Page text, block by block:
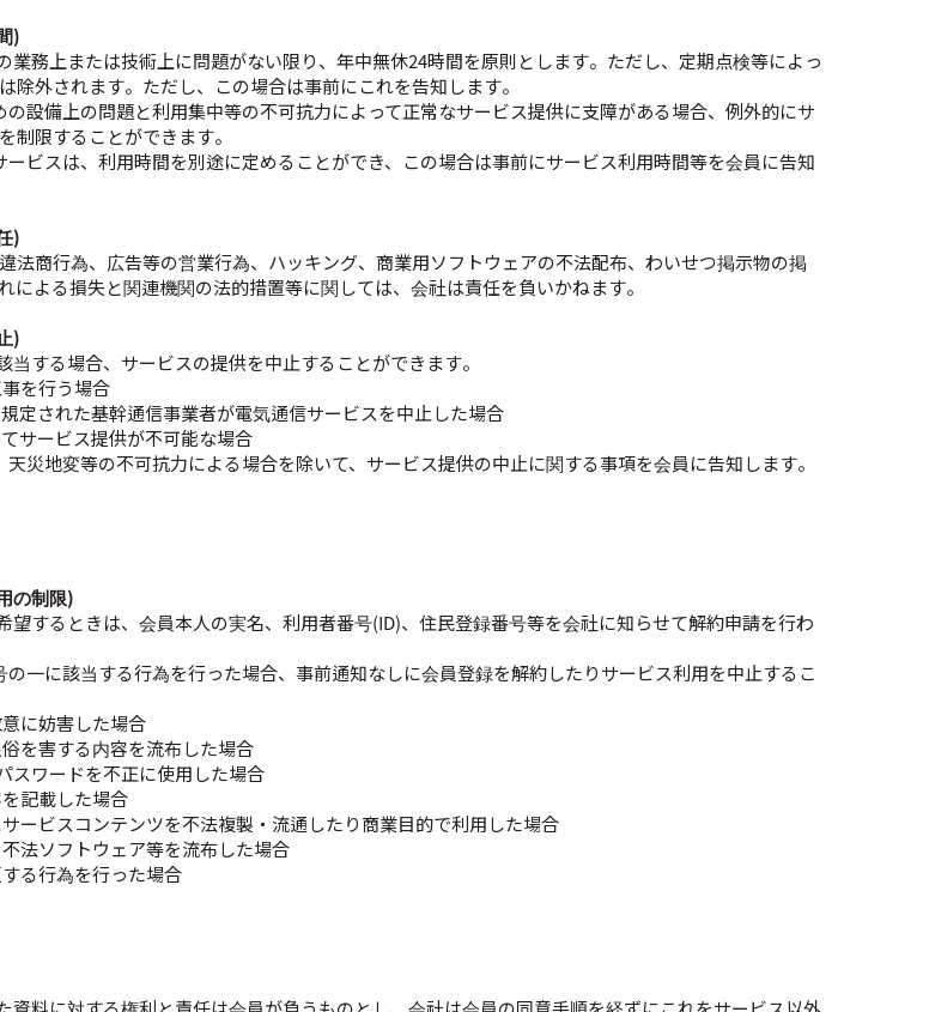
)
業務上または技術上に問題がない限り、年中無休24時間を原則とします。ただし、定期点検等によっ
除外されます。ただし、この場合は事前にこれを告知します。
設備上の問題と利用集中等の不可抗力によって正常なサービス提供に支障がある場合、例外的にサ
制限することができます。
ビスは、利用時間を別途に定めることができ、この場合は事前にサービス利用時間等を会員に告知
)
法商行為、広告等の営業行為、ハッキング、商業用ソフトウェアの不法配布、わいせつ掲示物の掲
による損失と関連機関の法的措置等に関しては、会社は責任を負いかねます。
)
当する場合、サービスの提供を中止することができます。
を行う場合
定された基幹通信事業者が電気通信サービスを中止した場合
サービス提供が不可能な場合
災地変等の不可抗力による場合を除いて、サービス提供の中止に関する事項を会員に告知します。
の制限)
望するときは、会員本人の実名、利用者番号(ID)、住民登録番号等を会社に知らせて解約申請を行わ
一に該当する行為を行った場合、事前通知なしに会員登録を解約したりサービス利用を中止するこ
に妨害した場合
を害する内容を流布した場合
スワードを不正に使用した場合
記載した場合
ービスコンテンツを不法複製・流通したり商業目的で利用した場合
法ソフトウェア等を流布した場合
る行為を行った場合